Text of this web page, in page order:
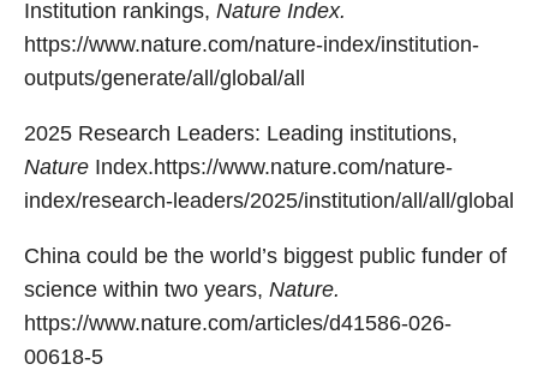
Institution rankings, Nature Index.
https://www.nature.com/nature-index/institution-
outputs/generate/all/global/all
2025 Research Leaders: Leading institutions,
Nature Index.https://www.nature.com/nature-
index/research-leaders/2025/institution/all/all/global
China could be the world’s biggest public funder of
science within two years, Nature.
https://www.nature.com/articles/d41586-026-
00618-5